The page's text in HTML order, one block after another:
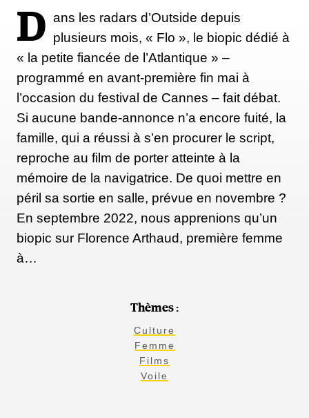
D ans les radars d’Outside depuis
plusieurs mois, « Flo », le biopic dédié à
« la petite fiancée de l’Atlantique » –
programmé en avant-première fin mai à
l’occasion du festival de Cannes – fait débat.
Si aucune bande-annonce n’a encore fuité, la
famille, qui a réussi à s’en procurer le script,
reproche au film de porter atteinte à la
mémoire de la navigatrice. De quoi mettre en
péril sa sortie en salle, prévue en novembre ?
En septembre 2022, nous apprenions qu’un
biopic sur Florence Arthaud, première femme
à…
Thèmes :
Culture
Femme
Films
Voile